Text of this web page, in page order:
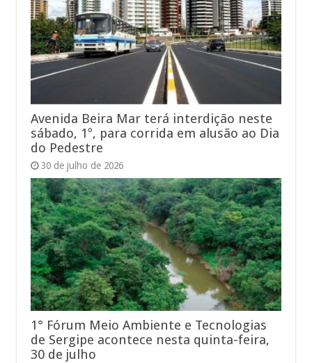
Avenida Beira Mar terá interdição neste
sábado, 1º, para corrida em alusão ao Dia
do Pedestre
30 de julho de 2026
1° Fórum Meio Ambiente e Tecnologias
de Sergipe acontece nesta quinta-feira,
30 de julho